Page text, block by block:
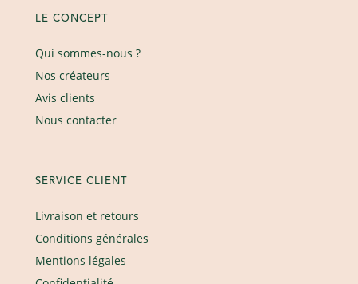
LE CONCEPT
Qui sommes-nous ?
Nos créateurs
Avis clients
Nous contacter
SERVICE CLIENT
Livraison et retours
Conditions générales
Mentions légales